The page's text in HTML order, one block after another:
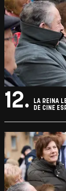
12.
LA REINA
DE CINE